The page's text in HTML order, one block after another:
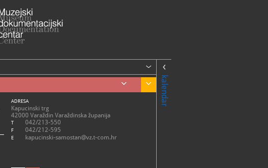
kalendar
ADRESA
Kapucinski trg
42000 Varaždin Varaždinska županija
T 042/213-550
F 042/212-595
E kapucinski-samostan@vz.t-com.hr